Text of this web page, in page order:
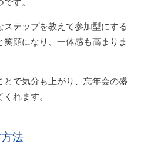
テップを教えて参加型にする
顔になり、一体感も高まりま
で気分も上がり、忘年会の盛
れます。
法